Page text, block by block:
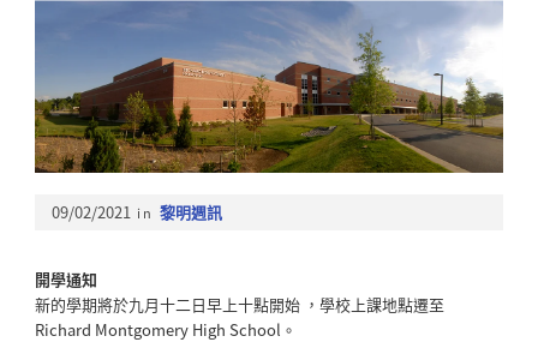
09/02/2021 in 黎明週訊
開學通知
新的學期將於九月十二日早上十點開始 ，學校上課地點遷至
Richard Montgomery High School。